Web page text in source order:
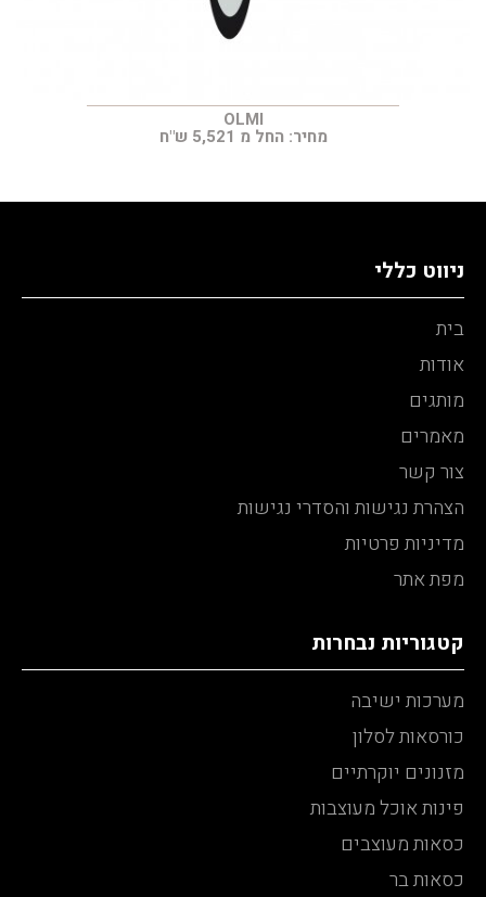
OLMI
מחיר: החל מ 5,521 ש"ח
ניווט כללי
בית
אודות
מותגים
מאמרים
צור קשר
הצהרת נגישות והסדרי נגישות
מדיניות פרטיות
מפת אתר
קטגוריות נבחרות
מערכות ישיבה
כורסאות לסלון
מזנונים יוקרתיים
פינות אוכל מעוצבות
כסאות מעוצבים
כסאות בר